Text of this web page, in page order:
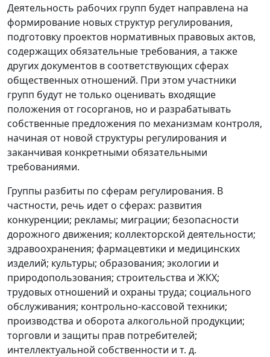
Деятельность рабочих групп будет направлена на
формирование новых структур регулирования,
подготовку проектов нормативных правовых актов,
содержащих обязательные требования, а также
других документов в соответствующих сферах
общественных отношений. При этом участники
групп будут не только оценивать входящие
положения от госорганов, но и разрабатывать
собственные предложения по механизмам контроля,
начиная от новой структуры регулирования и
заканчивая конкретными обязательными
требованиями.
Группы разбиты по сферам регулирования. В
частности, речь идет о сферах: развития
конкуренции; рекламы; миграции; безопасности
дорожного движения; коллекторской деятельности;
здравоохранения; фармацевтики и медицинских
изделий; культуры; образования; экологии и
природопользования; строительства и ЖКХ;
трудовых отношений и охраны труда; социального
обслуживания; контрольно-кассовой техники;
производства и оборота алкогольной продукции;
торговли и защиты прав потребителей;
интеллектуальной собственности и т. д.